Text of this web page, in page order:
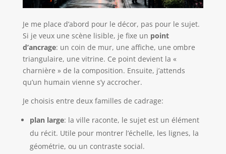
Je me place d’abord pour le décor, pas pour le sujet.
Si je veux une scène lisible, je fixe un point
d’ancrage: un coin de mur, une affiche, une ombre
triangulaire, une vitrine. Ce point devient la «
charnière » de la composition. Ensuite, j’attends
qu’un humain vienne s’y accrocher.
Je choisis entre deux familles de cadrage:
plan large: la ville raconte, le sujet est un élément
du récit. Utile pour montrer l’échelle, les lignes, la
géométrie, ou un contraste social.